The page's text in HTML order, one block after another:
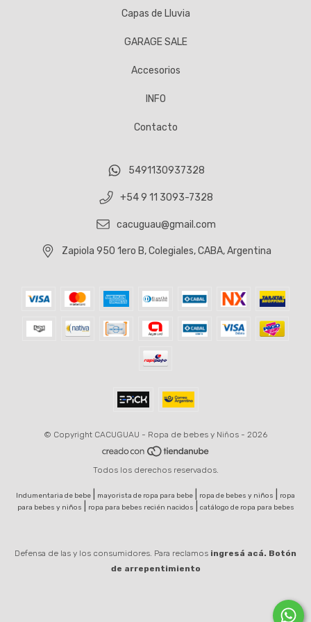
Capas de Lluvia
GARAGE SALE
Accesorios
INFO
Contacto
5491130937328
+54 9 11 3093-7328
cacuguau@gmail.com
Zapiola 950 1ero B, Colegiales, CABA, Argentina
© Copyright CACUGUAU - Ropa de bebes y Niños - 2026
Todos los derechos reservados.
Indumentaria de bebe mayorista de ropa para bebe ropa de bebes y niños
ropa
para bebes y niños
ropa para bebes recién nacidos catálogo de ropa para bebes
Defensa de las y los consumidores. Para reclamos ingresá acá. Botón
de arrepentimiento